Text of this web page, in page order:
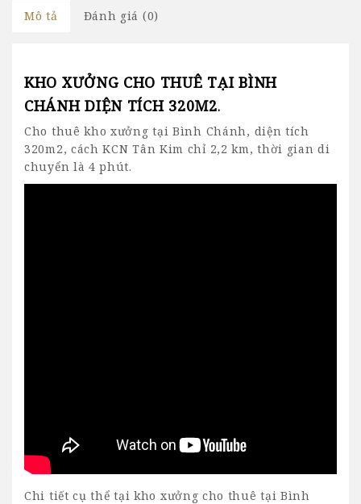
Mô tả Đánh giá (0)
KHO XƯỞNG CHO THUÊ TẠI BÌNH
CHÁNH DIỆN TÍCH 320M2.
Cho thuê kho xưởng tại Bình Chánh, diện tích
320m2, cách KCN Tân Kim chỉ 2,2 km, thời gian di
chuyển là 4 phút.
Chi tiết cụ thể tại kho xưởng cho thuê tại Bình